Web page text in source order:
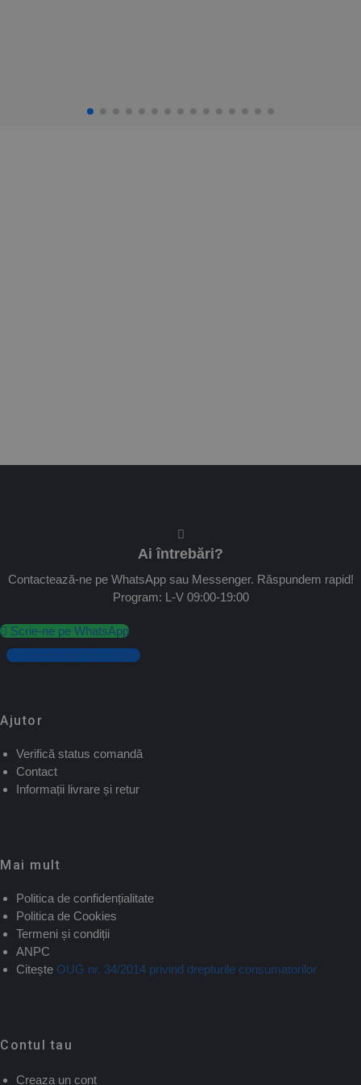
Ai întrebări?
Contactează-ne pe WhatsApp sau Messenger. Răspundem rapid!
Program: L-V 09:00-19:00
Scrie-ne pe WhatsApp
Scrie-ne pe Messenger
Ajutor
Verifică status comandă
Contact
Informații livrare și retur
Mai mult
Politica de confidențialitate
Politica de Cookies
Termeni și condiții
ANPC
Citește OUG nr. 34/2014 privind drepturile consumatorilor
Contul tau
Creaza un cont